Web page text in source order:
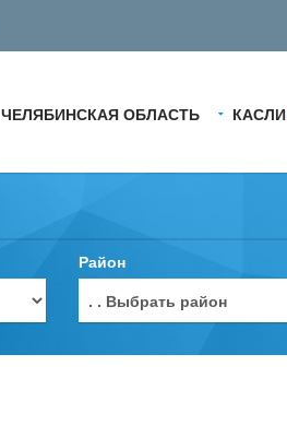
ЧЕЛЯБИНСКАЯ ОБЛАСТЬ КАСЛИ
Район
. . Выбрать район